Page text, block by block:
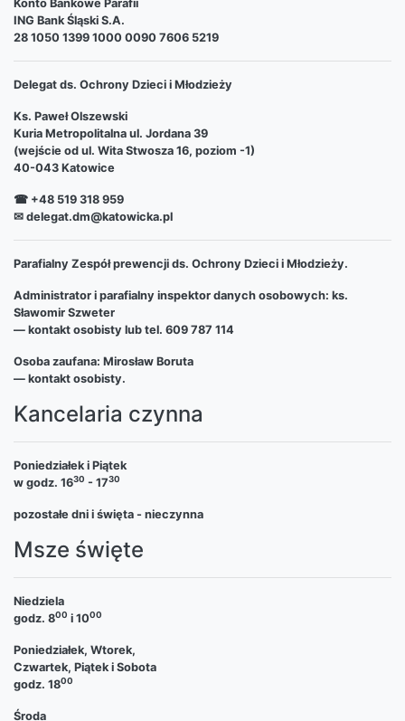
Konto Bankowe Parafii
ING Bank Śląski S.A.
28 1050 1399 1000 0090 7606 5219
Delegat ds. Ochrony Dzieci i Młodzieży
Ks. Paweł Olszewski
Kuria Metropolitalna ul. Jordana 39
(wejście od ul. Wita Stwosza 16, poziom -1)
40-043 Katowice
☎ +48 519 318 959
✉ delegat.dm@katowicka.pl
Parafialny Zespół prewencji ds. Ochrony Dzieci i Młodzieży.
Administrator i parafialny inspektor danych osobowych: ks.
Sławomir Szweter
— kontakt osobisty lub tel. 609 787 114
Osoba zaufana: Mirosław Boruta
— kontakt osobisty.
Kancelaria czynna
Poniedziałek i Piątek
w godz. 1630 - 1730
pozostałe dni i święta - nieczynna
Msze święte
Niedziela
godz. 800 i 1000
Poniedziałek, Wtorek,
Czwartek, Piątek i Sobota
godz. 1800
Środa